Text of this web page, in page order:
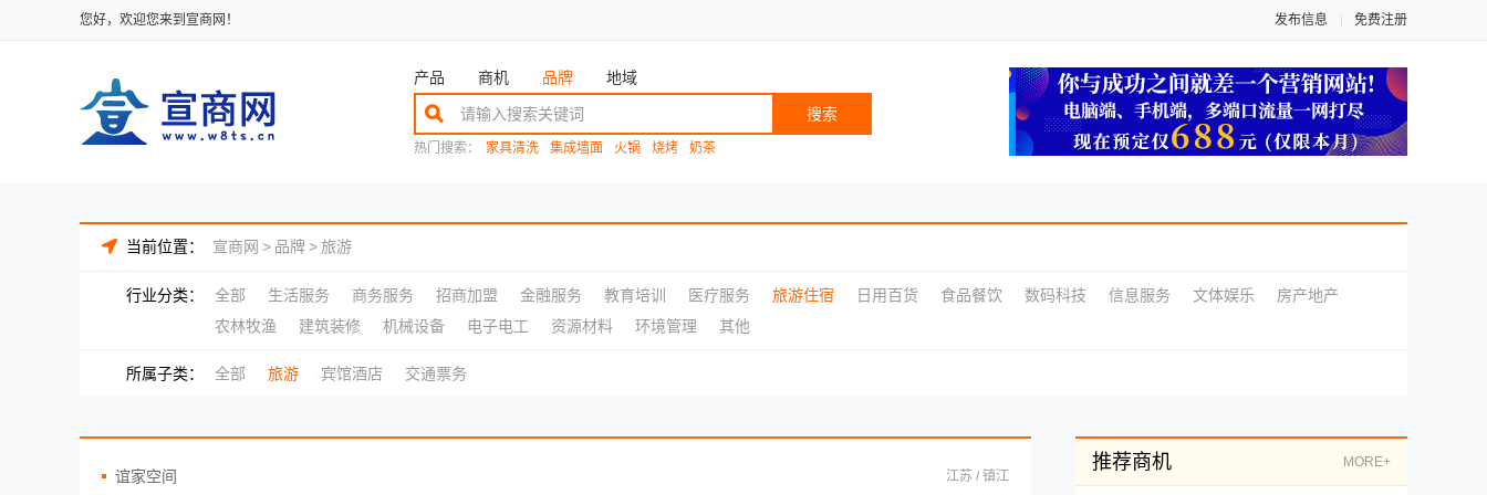
您好，欢迎您来到宣商网！ 发布信息 免费注册
产品 商机 品牌 地域
搜索
热门搜索： 家具清洗 集成墙面 火锅 烧烤 奶茶
当前位置： 宣商网 > 品牌>旅游
行业分类： 全部 生活服务 商务服务 招商加盟 金融服务 教育培训 医疗服务 旅游住宿 日用百货 食品餐饮 数码科技 信息服务 文体娱乐
房产地产
农林牧渔
建筑装修 机械设备 电子电工 资源材料 环境管理 其他
所属子类： 全部 旅游 宾馆酒店 交通票务
谊家空间 江苏 / 镇江
推荐商机 MORE+